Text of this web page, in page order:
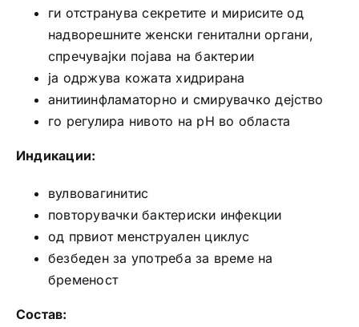
ги отстранува секретите и мирисите од
надворешните женски генитални органи,
спречувајки појава на бактерии
ја одржува кожата хидрирана
анитиинфламаторно и смирувачко дејство
го регулира нивото на pH во областа
Индикации:
вулвовагинитис
повторувачки бактериски инфекции
од првиот менструален циклус
безбеден за употреба за време на
бременост
Состав: